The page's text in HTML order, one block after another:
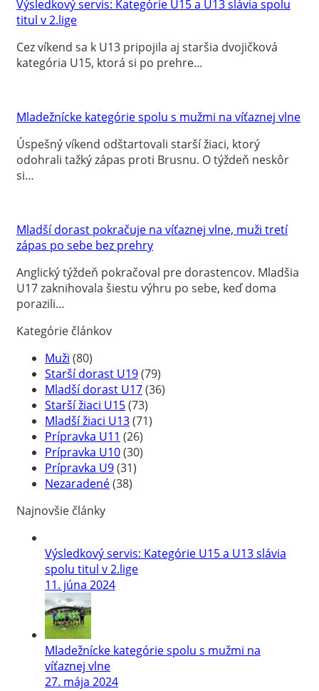
Výsledkový servis: Kategórie U15 a U13 slávia spolu
titul v 2.lige
Cez víkend sa k U13 pripojila aj staršia dvojičková
kategória U15, ktorá si po prehre…
Mladežnícke kategórie spolu s mužmi na víťaznej vlne
Úspešný víkend odštartovali starší žiaci, ktorý
odohrali tažký zápas proti Brusnu. O týždeň neskôr
si…
Mladší dorast pokračuje na víťaznej vlne, muži tretí
zápas po sebe bez prehry
Anglický týždeň pokračoval pre dorastencov. Mladšia
U17 zaknihovala šiestu výhru po sebe, keď doma
porazili…
Kategórie článkov
Muži (80)
Starší dorast U19(79)
Mladší dorast U17(36)
Starší žiaci U15(73)
Mladší žiaci U13(71)
Prípravka U11 (26)
Prípravka U10(30)
Prípravka U9(31)
Nezaradené(38)
Najnovšie články
Výsledkový servis: Kategórie U15 a U13 slávia
spolu titul v 2.lige
11. júna 2024
Mladežnícke kategórie spolu s mužmi na
víťaznej vlne
27. mája 2024